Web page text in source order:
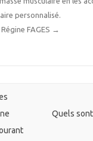
personnalisé.
FAGES →
Quels